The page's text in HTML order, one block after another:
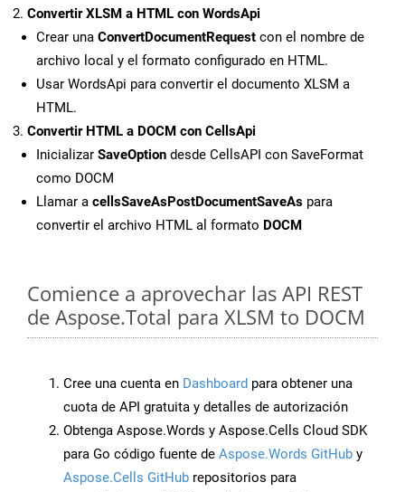
Convertir XLSM a HTML con WordsApi
Crear una ConvertDocumentRequest con el nombre de
archivo local y el formato configurado en HTML.
Usar WordsApi para convertir el documento XLSM a
HTML.
Convertir HTML a DOCM con CellsApi
Inicializar SaveOption desde CellsAPI con SaveFormat
como DOCM
Llamar a cellsSaveAsPostDocumentSaveAs para
convertir el archivo HTML al formato DOCM
Comience a aprovechar las API REST
de Aspose.Total para XLSM to DOCM
Cree una cuenta en Dashboard para obtener una
cuota de API gratuita y detalles de autorización
Obtenga Aspose.Words y Aspose.Cells Cloud SDK
para Go código fuente de Aspose.Words GitHub y
Aspose.Cells GitHub repositorios para